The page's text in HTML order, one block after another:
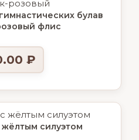
булав
флис
₽
жёлтым силуэтом